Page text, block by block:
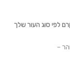
לפי סוג העור שלך
–